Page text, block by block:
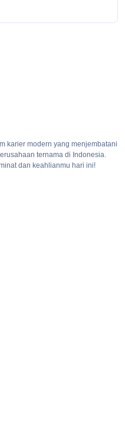
karier modern yang menjembatani
ternama di Indonesia.
dan keahlianmu hari ini!